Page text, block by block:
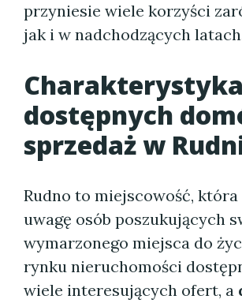
przyniesie wiele korzyści
jak i w nadchodzących
Charakterystyka
dostępnych
sprzedaż w
Rudno to miejscowość,
uwagę osób poszukujących
wymarzonego miejsca do
rynku nieruchomości
wiele interesujących ofert, a